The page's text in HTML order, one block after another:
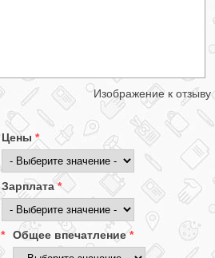
Изображение к отзыву
Цены *
Зарплата*
* Общее впечатление*